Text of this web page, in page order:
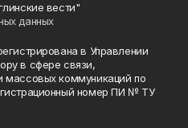
вести"
данных
в Управлении
в сфере связи,
массовых коммуникаций по
номер ПИ № ТУ